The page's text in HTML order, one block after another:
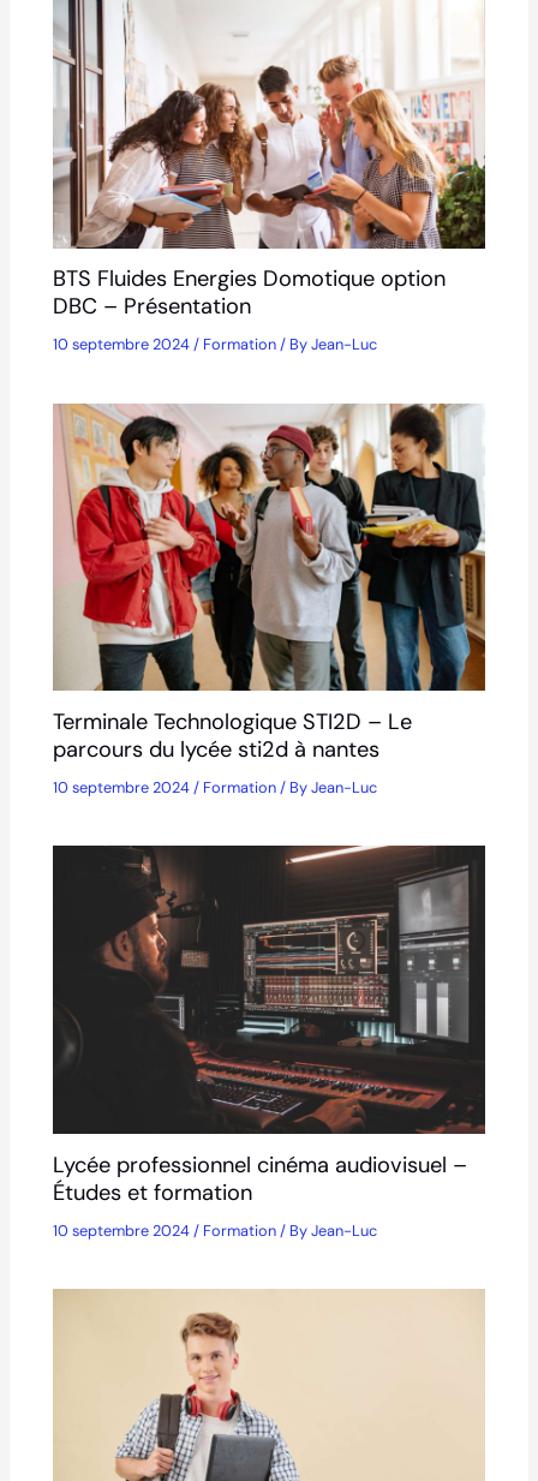
BTS Fluides Energies Domotique option
DBC – Présentation
10 septembre 2024/ Formation/ ByJean-Luc
Terminale Technologique STI2D – Le
parcours du lycée sti2d à nantes
10 septembre 2024/ Formation/ ByJean-Luc
Lycée professionnel cinéma audiovisuel –
Études et formation
10 septembre 2024/ Formation/ ByJean-Luc